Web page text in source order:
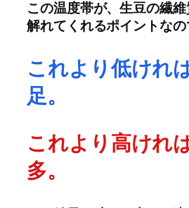
この温度帯が、生豆の繊
解れてくれるポイントなの
これより低けれ
足。
これより高けれ
多。